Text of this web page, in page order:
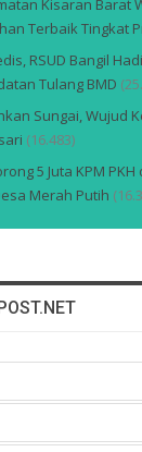
Kisaran Barat
Terbaik Tingkat
RSUD Bangil
Tulang BMD
Sungai, Wujud
(16.483)
5 Juta KPM PKH
Merah Putih